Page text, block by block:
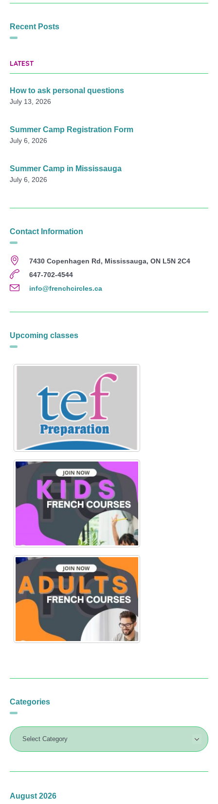
Recent Posts
LATEST
How to ask personal questions
July 13, 2026
Summer Camp Registration Form
July 6, 2026
Summer Camp in Mississauga
July 6, 2026
Contact Information
7430 Copenhagen Rd, Mississauga, ON L5N 2C4
647-702-4544
info@frenchcircles.ca
Upcoming classes
Categories
August 2026